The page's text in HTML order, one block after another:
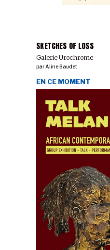
SKETCHES OF LOSS
Galerie Urochrome
parAline Baudet
EN CE MOMENT